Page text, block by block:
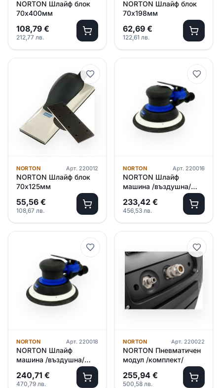
NORTON Шлайф блок
70х400мм
108,79 €
212,77 лв.
NORTON Шлайф блок
70х198мм
62,69 €
122,61 лв.
NORTON Арт. 220012
NORTON Шлайф блок
70х125мм
55,56 €
108,67 лв.
NORTON Арт. 220016
NORTON Шлайф
машина /въздушна/
233,42 €
456,53 лв.
NORTON Арт. 220018
NORTON Шлайф
машина /въздушна/
240,71 €
470,79 лв.
NORTON Арт. 220022
NORTON Пневматичен
модул /комплект/
255,94 €
500,58 лв.